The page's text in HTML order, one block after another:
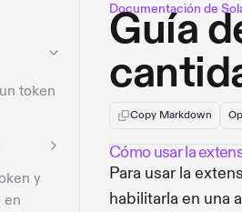
token
y
en
Documentación de
Guía
Copy Markdown
Cómo usar la
Para usar la
habilitarla en una